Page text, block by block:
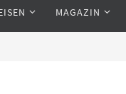
MAGAZIN